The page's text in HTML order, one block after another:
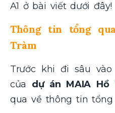
A1 ở bài viết dưới đây!
Thông tin tổng
Tràm
Trước khi đi sâu
của dự án MAIA Hồ
qua về thông tin tổng